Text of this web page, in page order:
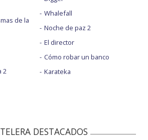
de la
2
Whalefall
Noche de paz 2
El director
Cómo robar un banco
Karateka
DESTACADOS